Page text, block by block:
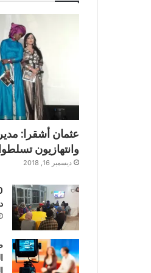
عثمان أشقرا:
وانتهازيون
ديسمبر 16, 2018